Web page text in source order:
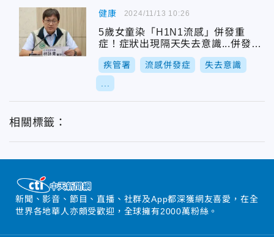
健康
5歲女童染「H1N1流感」併發重
症！症狀出現隔天失去意識...併發腦
炎進ICU
疾管署 流感併發症 失去意識
2024/11/13 10:26
相關標籤：
新聞、影音、節目、直播、社群及App都深獲網友喜愛，在全
世界各地華人亦頗受歡迎，全球擁有2000萬粉絲。